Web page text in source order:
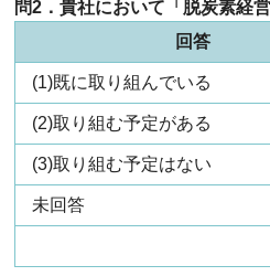
問2．貴社において「脱炭素経
回答
(1)既に取り組んでいる
(2)取り組む予定がある
(3)取り組む予定はない
未回答